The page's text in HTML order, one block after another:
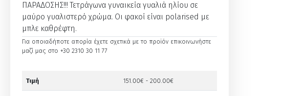
ΠΑΡΑΔΟΣΗΣ!!! Τετράγωνα γυναικεία γυαλιά ηλίου σε
μαύρο γυαλιστερό χρώμα. Οι φακοί είναι polarised με
μπλε καθρέφτη.
Για οποιαδήποτε απορία έχετε σχετικά με το προϊόν επικοινωνήστε
μαζί μας στο +30 2310 30 11 77
Τιμή 151.00€ - 200.00€